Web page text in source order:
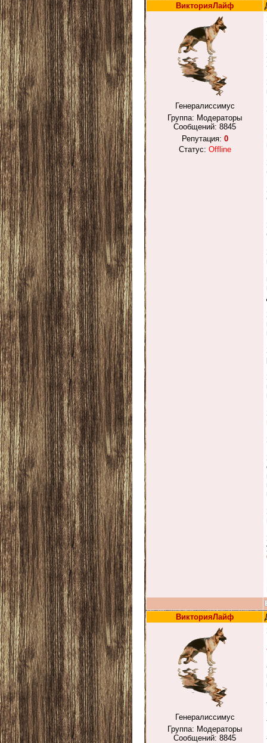
ВикторияЛайф
Генералиссимус
Группа: Модераторы
Сообщений: 8845
Репутация: 0
Статус: Offline
ВикторияЛайф
Генералиссимус
Группа: Модераторы
Сообщений: 8845